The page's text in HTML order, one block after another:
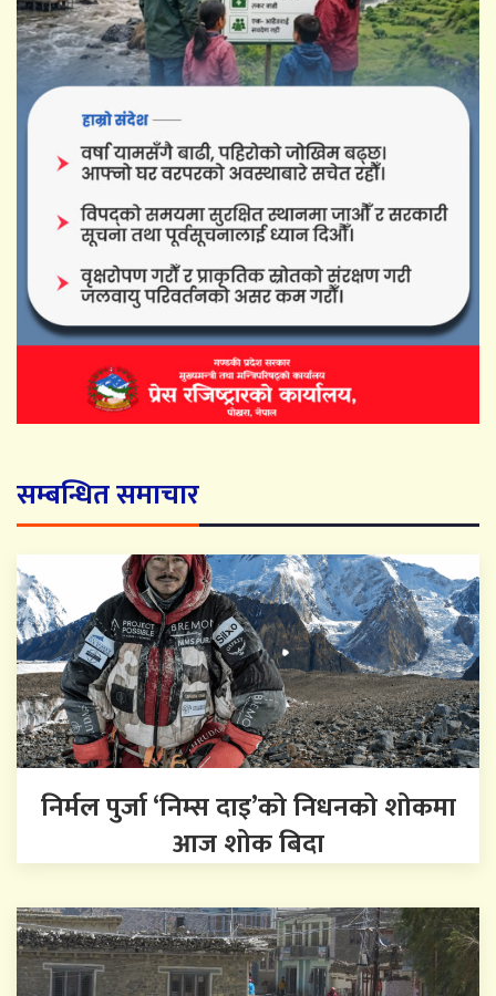
सम्बन्धित समाचार
निर्मल पुर्जा ‘निम्स दाइ’को निधनको शोकमा
आज शोक बिदा